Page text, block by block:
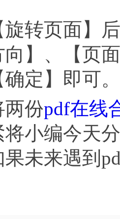
页面】后
向】、【页
确定】即可。
份pdf在线
将小编今天
未来遇到